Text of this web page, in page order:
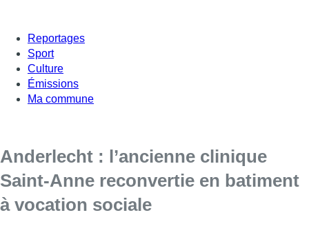
Reportages
Sport
Culture
Émissions
Ma commune
Anderlecht : l’ancienne clinique
Saint-Anne reconvertie en batiment
à vocation sociale